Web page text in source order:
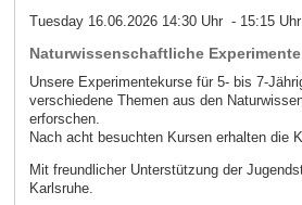
Tuesday 16.06.2026 14:30 Uhr - 15:15 Uhr
Naturwissenschaftliche
Unsere Experimentekurse für 5- bis 7-
verschiedene Themen aus den
erforschen.
Nach acht besuchten Kursen erhalten die
Mit freundlicher Unterstützung der
Karlsruhe.